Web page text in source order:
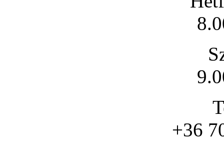
+36